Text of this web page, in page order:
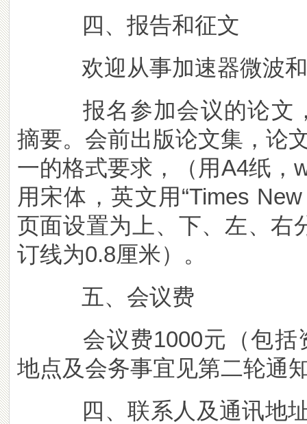
四、报告和征文
欢迎从事加速器微波和
报名参加会议的论文
摘要。会前出版论文集，论
一的格式要求，（用A4纸，
用宋体，英文用“Times
页面设置为上、下、左、右
订线为0.8厘米）。
五、会议费
会议费1000元（包括
地点及会务事宜见第二轮通
四、联系人及通讯地址